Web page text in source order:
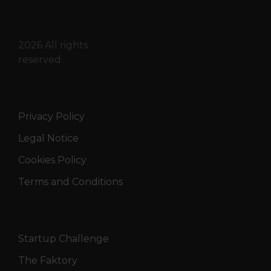
2026 All rights
reserved.
Privacy Policy
Legal Notice
Cookies Policy
Terms and Conditions
Startup Challenge
The Faktory